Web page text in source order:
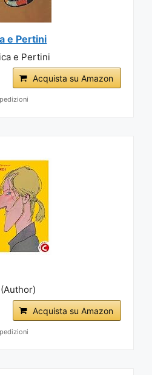
e Pertini
e Pertini
Acquista su Amazon
Acquista su Amazon